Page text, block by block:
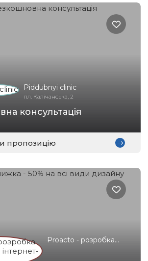
Piddubnyi clinic
пл. Калічанська, 2
консультація
пропозицію
Proacto - розробка